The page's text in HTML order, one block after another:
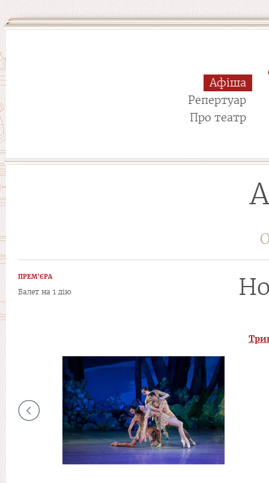
Афіша
Репертуар
Про театр
ПРЕМ’ЄРА
Балет на 1 дію